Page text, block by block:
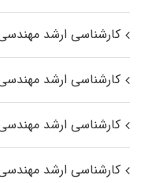
کارشناسی ارشد
کارشناسی ارشد
کارشناسی ارشد
کارشناسی ارشد